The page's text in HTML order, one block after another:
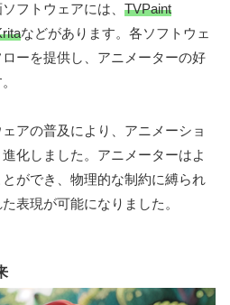
フトウェアには、 TVPaint
などがあります。各ソフトウェ
ーを提供し、アニメーターの好
アの普及により、アニメーショ
化しました。アニメーターはよ
ができ、物理的な制約に縛られ
表現が可能になりました。